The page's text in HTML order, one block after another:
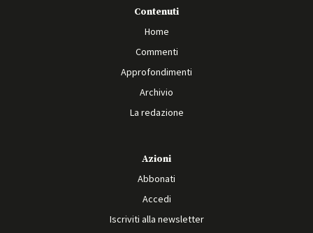
Contenuti
Home
Commenti
Approfondimenti
Archivio
La redazione
Azioni
Abbonati
Accedi
Iscriviti alla newsletter